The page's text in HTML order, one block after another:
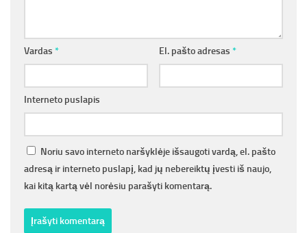
Vardas * El. pašto adresas *
Interneto puslapis
Noriu savo interneto naršyklėje išsaugoti vardą, el. pašto
adresą ir interneto puslapį, kad jų nebereiktų įvesti iš naujo,
kai kitą kartą vėl norėsiu parašyti komentarą.